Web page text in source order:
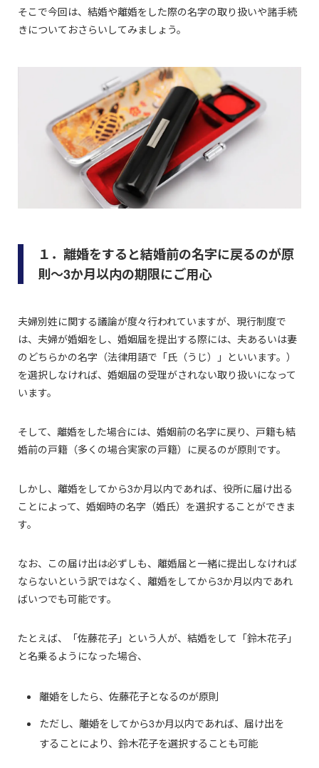
そこで今回は、結婚や離婚をした際の名字の取り扱いや諸手続
きについておさらいしてみましょう。
１．離婚をすると結婚前の名字に戻るのが原
則～3か月以内の期限にご用心
夫婦別姓に関する議論が度々行われていますが、現行制度で
は、夫婦が婚姻をし、婚姻届を提出する際には、夫あるいは妻
のどちらかの名字（法律用語で「氏（うじ）」といいます。）
を選択しなければ、婚姻届の受理がされない取り扱いになって
います。
そして、離婚をした場合には、婚姻前の名字に戻り、戸籍も結
婚前の戸籍（多くの場合実家の戸籍）に戻るのが原則です。
しかし、離婚をしてから3か月以内であれば、役所に届け出る
ことによって、婚姻時の名字（婚氏）を選択することができま
す。
なお、この届け出は必ずしも、離婚届と一緒に提出しなければ
ならないという訳ではなく、離婚をしてから3か月以内であれ
ばいつでも可能です。
たとえば、「佐藤花子」という人が、結婚をして「鈴木花子」
と名乗るようになった場合、
離婚をしたら、佐藤花子となるのが原則
ただし、離婚をしてから3か月以内であれば、届け出を
することにより、鈴木花子を選択することも可能